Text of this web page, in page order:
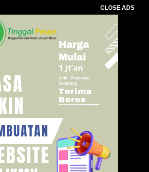
CLOSE ADS